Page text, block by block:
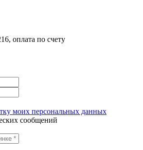
оплата по счету
моих персональных данных
сообщений